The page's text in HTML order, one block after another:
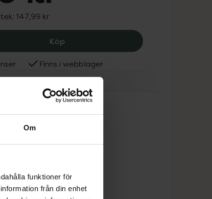
Om
funktioner för
från din enhet
147,99 kr
Köp Australian Bodycare Men's Intimate
Finns i webblager
Bodycare